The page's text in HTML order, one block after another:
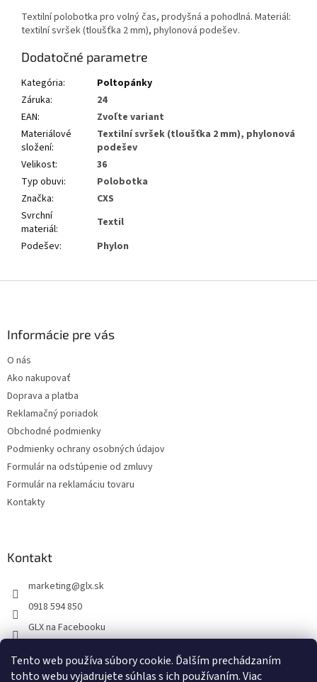
Tento web používa súbory cookie. Ďalším prechádzaním
tohto webu vyjadrujete súhlas s ich používaním. Viac
Textilní polobotka pro volný čas, prodyšná a pohodlná. Materiál:
textilní svršek (tloušťka 2 mm), phylonová podešev.
Dodatočné parametre
Kategória:
Poltopánky
Záruka:
24
EAN:
Zvoľte variant
Materiálové
složení:
Textilní svršek (tloušťka 2 mm), phylonová
podešev
Velikost:
36
Typ obuvi:
Polobotka
Značka:
CXS
Svrchní
materiál:
Textil
Podešev: Phylon
Informácie pre vás
O nás
Ako nakupovať
Doprava a platba
Reklamačný poriadok
Obchodné podmienky
Podmienky ochrany osobných údajov
Formulár na odstúpenie od zmluvy
Formulár na reklamáciu tovaru
Kontakty
Kontakt
marketing@glx.sk
0918 594 850
GLX na Facebooku